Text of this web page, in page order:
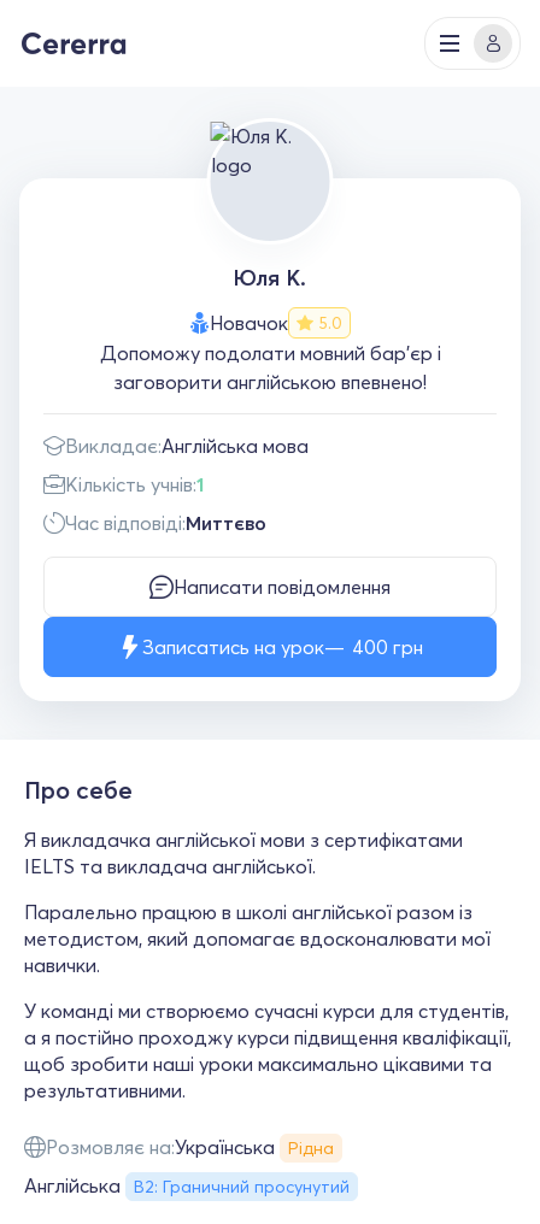
Юля К.
Новачок 5.0
Допоможу подолати мовний бар’єр і
заговорити англійською впевнено!
Викладає:Англійська мова
Кількість учнів:1
Час відповіді:Миттєво
Написати повідомлення
Записатись на урок 400 грн
Про себе
Я викладачка англійської мови з сертифікатами
IELTS та викладача англійської.
Паралельно працюю в школі англійської разом із
методистом, який допомагає вдосконалювати мої
навички.
У команді ми створюємо сучасні курси для студентів,
а я постійно проходжу курси підвищення кваліфікації,
щоб зробити наші уроки максимально цікавими та
результативними.
Розмовляє на:Українська Рідна
Англійська B2: Граничний просунутий